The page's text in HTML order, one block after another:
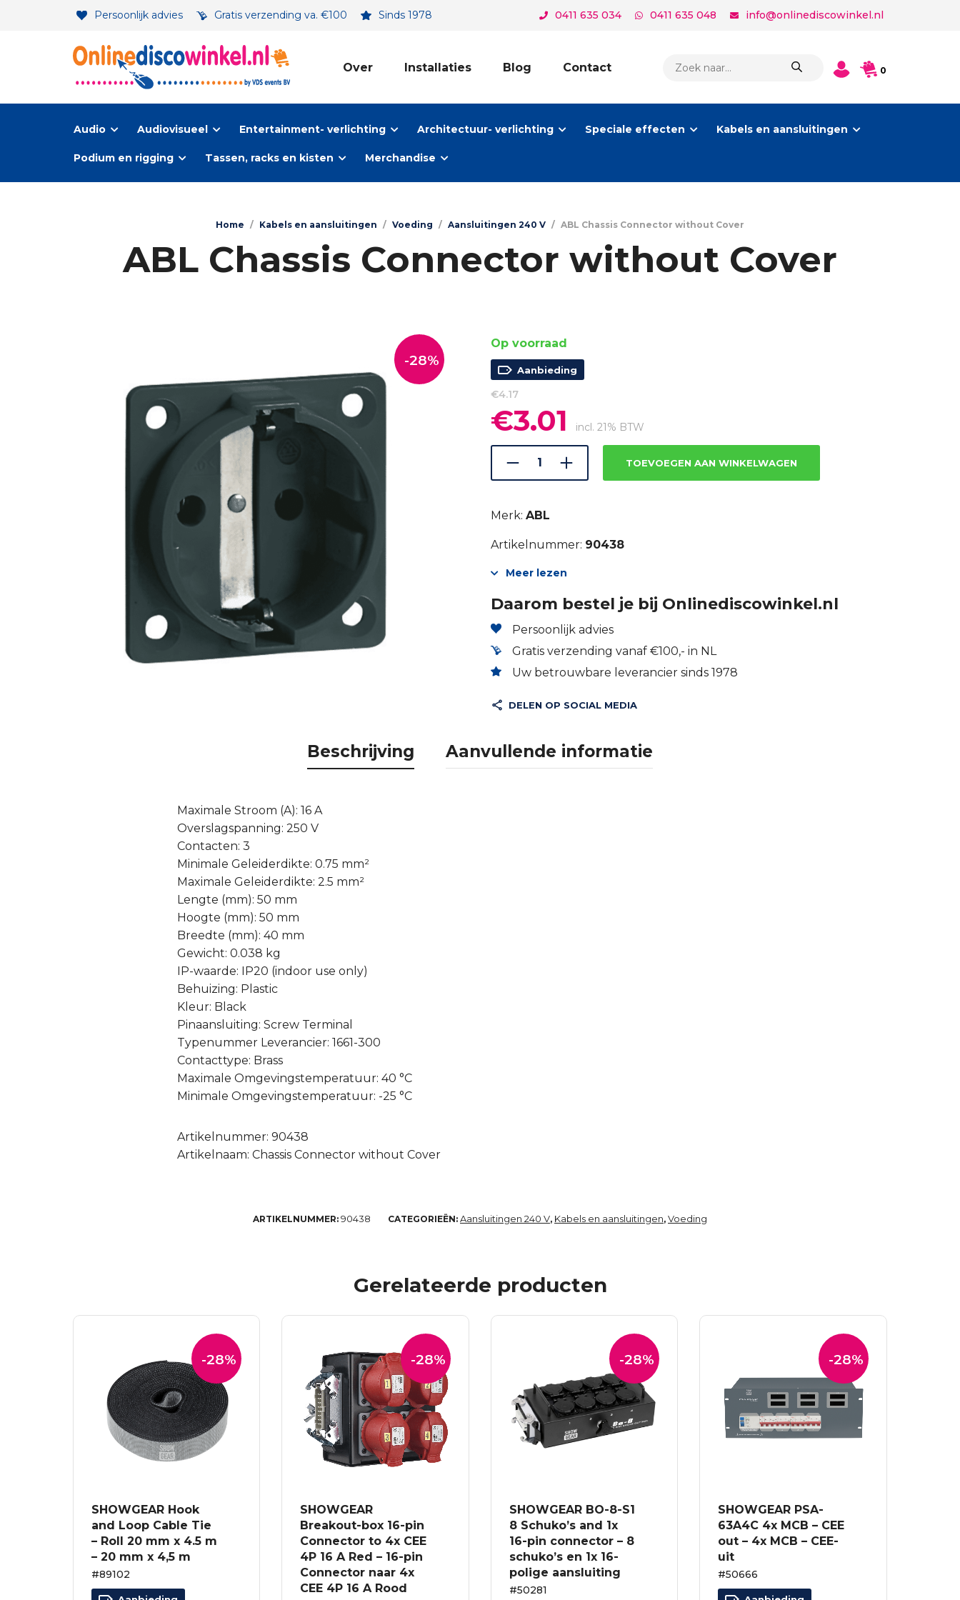
Persoonlijk advies Gratis verzending va. €100 Sinds 1978 0411 635 034 0411 635 048 info@onlinediscowinkel.nl
Over Installaties Blog Contact
ZOEKEN
0
Audio Audiovisueel Entertainment- verlichting Architectuur- verlichting Speciale effecten Kabels en aansluitingen
Podium en rigging Tassen, racks en kisten Merchandise
Home / Kabels en aansluitingen / Voeding / Aansluitingen 240 V / ABL Chassis Connector without Cover
ABL Chassis Connector without Cover
-28%
Op voorraad
Aanbieding
€4.17
Oorspronkelijke
prijs
was:
€4.17.
€3.01 prijs
is:
€3.01.
incl. 21% BTW
TOEVOEGEN AAN WINKELWAGEN
Merk: ABL
Artikelnummer: 90438
Meer lezen
Daarom bestel je bij Onlinediscowinkel.nl
Persoonlijk advies
Gratis verzending vanaf €100,- in NL
Uw betrouwbare leverancier sinds 1978
DELEN OP SOCIAL MEDIA
Beschrijving Aanvullende informatie
Maximale Stroom (A): 16 A
Overslagspanning: 250 V
Contacten: 3
Minimale Geleiderdikte: 0.75 mm²
Maximale Geleiderdikte: 2.5 mm²
Lengte (mm): 50 mm
Hoogte (mm): 50 mm
Breedte (mm): 40 mm
Gewicht: 0.038 kg
IP-waarde: IP20 (indoor use only)
Behuizing: Plastic
Kleur: Black
Pinaansluiting: Screw Terminal
Typenummer Leverancier: 1661-300
Contacttype: Brass
Maximale Omgevingstemperatuur: 40 °C
Minimale Omgevingstemperatuur: -25 °C
Artikelnummer: 90438
Artikelnaam: Chassis Connector without Cover
ARTIKELNUMMER: 90438 CATEGORIEËN: Aansluitingen 240 V, Kabels en aansluitingen, Voeding
Gerelateerde producten
-28%
SHOWGEAR Hook
and Loop Cable Tie
– Roll 20 mm x 4.5 m
– 20 mm x 4,5 m
#89102
-28%
SHOWGEAR
Breakout-box 16-pin
Connector to 4x CEE
4P 16 A Red – 16-pin
Connector naar 4x
CEE 4P 16 A Rood
-28%
SHOWGEAR BO-8-S1
8 Schuko’s and 1x
16-pin connector – 8
schuko’s en 1x 16-
polige aansluiting
#50281
-28%
SHOWGEAR PSA-
63A4C 4x MCB – CEE
out – 4x MCB – CEE-
uit
#50666